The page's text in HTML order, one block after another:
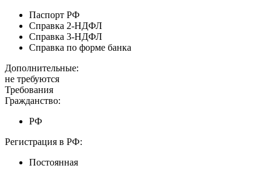
Паспорт РФ
Справка 2-НДФЛ
Справка 3-НДФЛ
Справка по форме банка
Дополнительные:
не требуются
Требования
Гражданство:
РФ
Регистрация в РФ:
Постоянная